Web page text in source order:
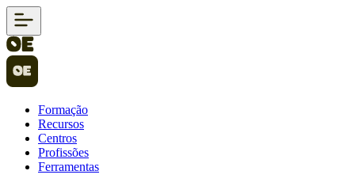
Formação
Recursos
Centros
Profissões
Ferramentas